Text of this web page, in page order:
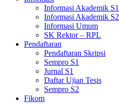
Informasi Akademik S1
Informasi Akademik S2
Informasi Umum
SK Rektor – RPL
Pendaftaran
Pendaftaran Skripsi
Sempro S1
Jurnal S1
Daftar Ujian Tesis
Sempro S2
Fikom